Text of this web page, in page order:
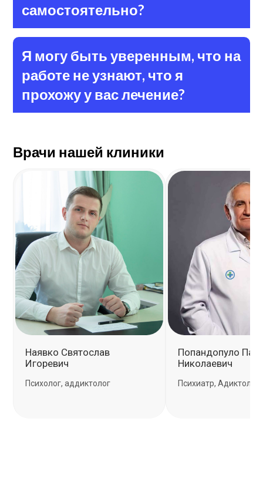
самостоятельно?
Я могу быть уверенным, что на
работе не узнают, что я
прохожу у вас лечение?
Врачи нашей клиники
Наявко Святослав
Игоревич
Психолог, аддиктолог
Пoпандoпулo
Никoлаевич
Психиатр, Адиктолог